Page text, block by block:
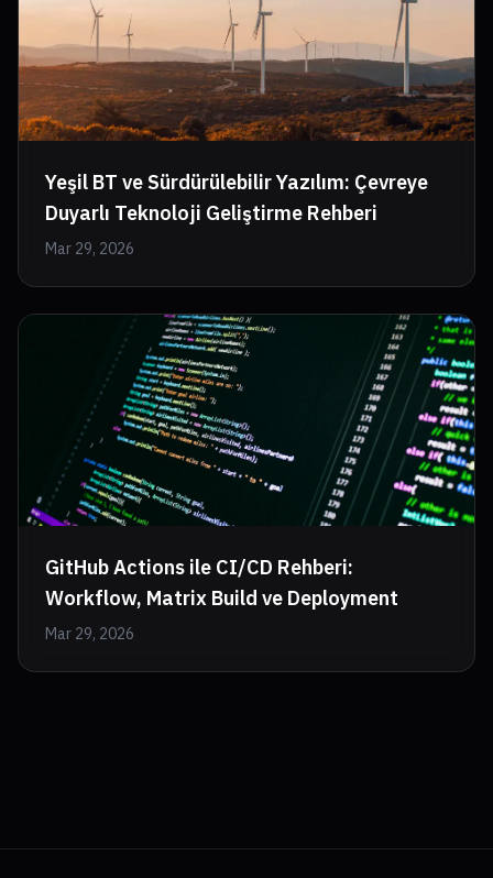
Yeşil BT ve Sürdürülebilir Yazılım: Çevreye
Duyarlı Teknoloji Geliştirme Rehberi
Mar 29, 2026
GitHub Actions ile CI/CD Rehberi:
Workflow, Matrix Build ve Deployment
Mar 29, 2026